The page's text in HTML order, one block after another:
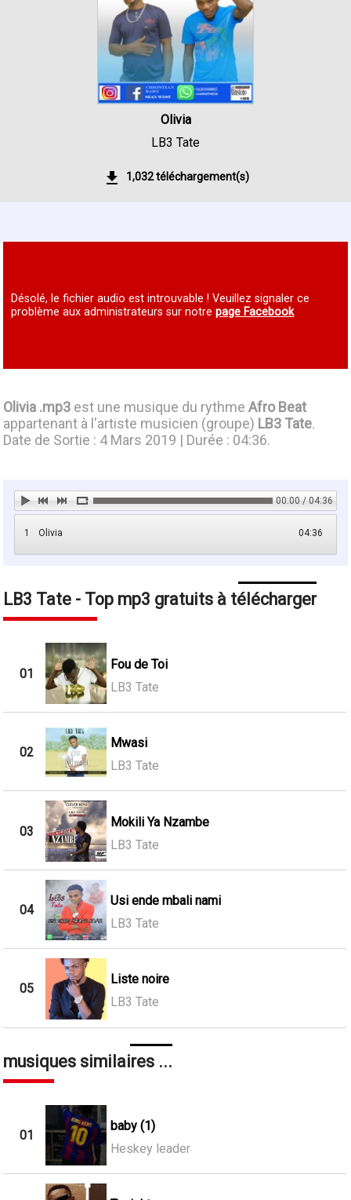
Olivia
LB3 Tate
1,032 téléchargement(s)
Désolé, le fichier audio est introuvable ! Veuillez signaler ce
problème aux administrateurs sur notrepage Facebook
Olivia .mp3 est une musique du rythmeAfro Beat
appartenant à l'artiste musicien (groupe) LB3 Tate.
Date de Sortie : 4 Mars 2019 | Durée : 04:36.
00:00 / 04:36
1 04:36
Olivia
LB3 Tate - Top mp3 gratuits à télécharger
01
Fou de Toi
LB3 Tate
02
Mwasi
LB3 Tate
03
Mokili Ya Nzambe
LB3 Tate
04
Usi ende mbali nami
LB3 Tate
05
Liste noire
LB3 Tate
musiques similaires ...
01
baby (1)
Heskey leader